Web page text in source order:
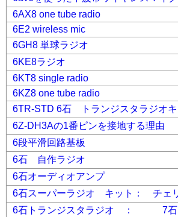
6AX8 one tube radio
6E2 wireless mic
6GH8 単球ラジオ
6KE8ラジオ
6KT8 single radio
6KZ8 one tube radio
6TR-STD 6石 トランジスタラジオキ
6Z-DH3Aの1番ピンを接地する理由
6段平滑回路基板
6石 自作ラジオ
6石オーディオアンプ
6石スーパーラジオ キット： チェ
6石トランジスタラジオ ： 7石